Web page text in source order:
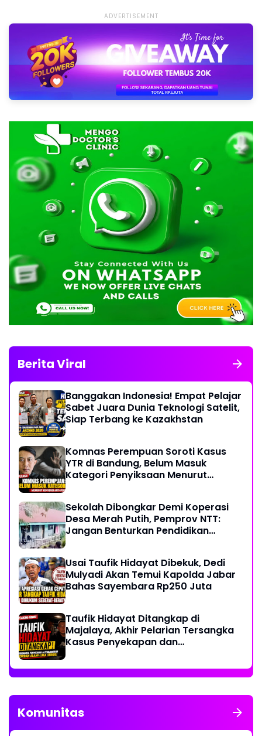
ADVERTISEMENT
Berita Viral
Banggakan Indonesia! Empat Pelajar
Sabet Juara Dunia Teknologi Satelit,
Siap Terbang ke Kazakhstan
Komnas Perempuan Soroti Kasus
YTR di Bandung, Belum Masuk
Kategori Penyiksaan Menurut
Sekolah Dibongkar Demi Koperasi
Desa Merah Putih, Pemprov NTT:
Jangan Benturkan Pendidikan
Usai Taufik Hidayat Dibekuk, Dedi
Mulyadi Akan Temui Kapolda Jabar
Bahas Sayembara Rp250 Juta
Taufik Hidayat Ditangkap di
Majalaya, Akhir Pelarian Tersangka
Kasus Penyekapan dan
Komunitas